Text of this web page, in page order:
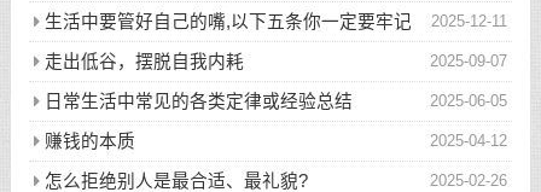
2025-12-11
生活中要管好自己的嘴,以下五条你一定要牢记
2025-09-07
走出低谷，摆脱自我内耗
2025-06-05
日常生活中常见的各类定律或经验总结
2025-04-12
赚钱的本质
2025-02-26
怎么拒绝别人是最合适、最礼貌?